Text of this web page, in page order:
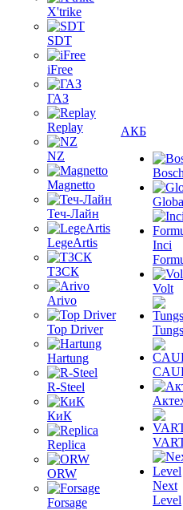
X'trike
SDT
iFree
ГАЗ
Replay
NZ
Magnetto
Теч-Лайн
LegeArtis
ТЗСК
Arivo
Top Driver
Hartung
R-Steel
КиК
Replica
ORW
Forsage
АКБ
Inci
Volt
Next
Level